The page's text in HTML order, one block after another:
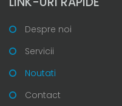
Despre noi
Servicii
Noutati
Contact